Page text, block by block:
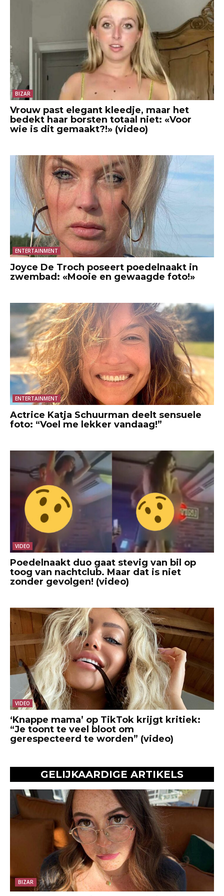
BIZAR
Vrouw past elegant kleedje, maar het
bedekt haar borsten totaal niet: «Voor
wie is dit gemaakt?!» (video)
ENTERTAINMENT
Joyce De Troch poseert poedelnaakt in
zwembad: «Mooie en gewaagde foto!»
ENTERTAINMENT
Actrice Katja Schuurman deelt sensuele
foto: “Voel me lekker vandaag!”
VIDEO
Poedelnaakt duo gaat stevig van bil op
toog van nachtclub. Maar dat is niet
zonder gevolgen! (video)
VIDEO
‘Knappe mama’ op TikTok krijgt kritiek:
“Je toont te veel bloot om
gerespecteerd te worden” (video)
GELIJKAARDIGE ARTIKELS
BIZAR